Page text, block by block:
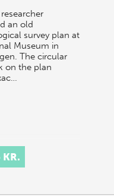
an old
survey plan at
Museum in
The circular
on the plan